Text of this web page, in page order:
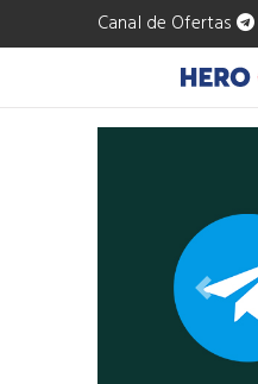
Canal de Ofertas
Anterior